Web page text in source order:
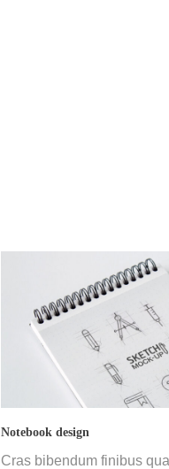
Notebook design
Cras bibendum finibus